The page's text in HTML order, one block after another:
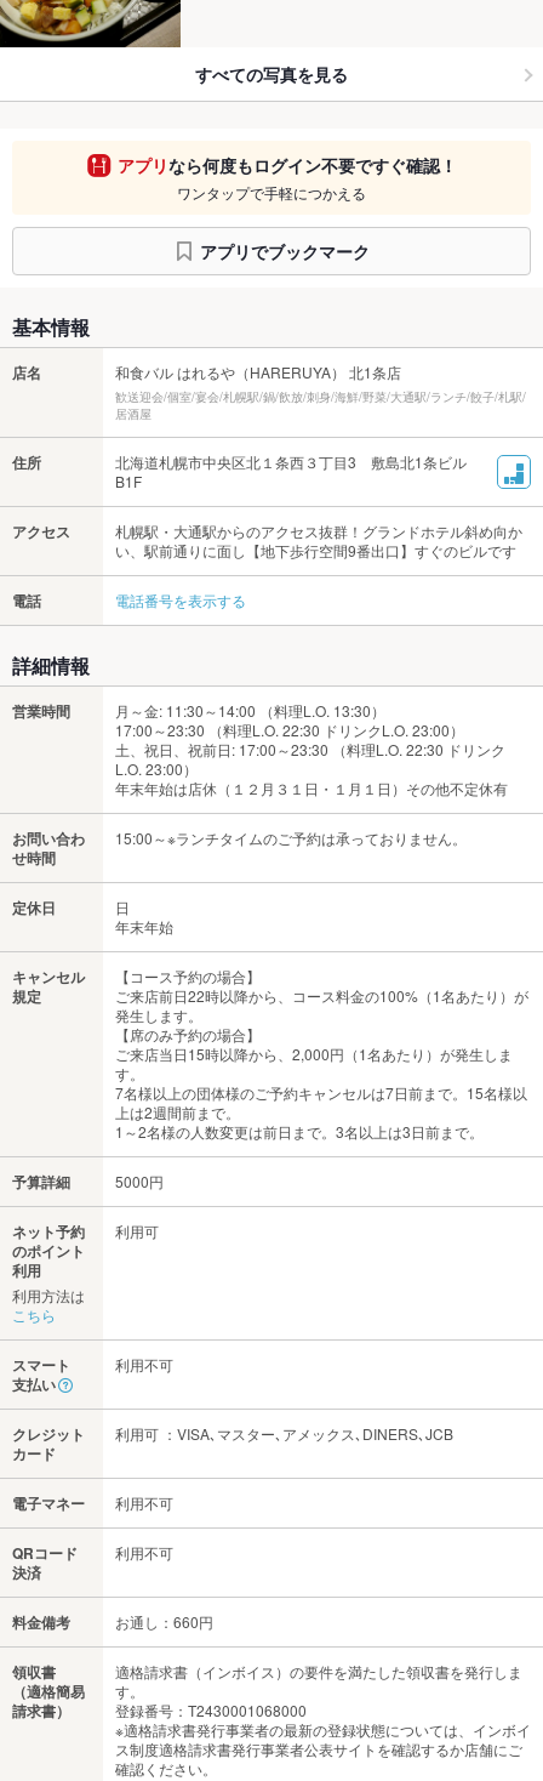
すべての写真を見る
アプリなら何度もログイン不要ですぐ確認！
ワンタップで手軽につかえる
アプリでブックマーク
基本情報
店名 和食バル はれるや（HARERUYA） 北1条店
歓送迎会/個室/宴会/札幌駅/鍋/飲放/刺身/海鮮/野菜/大通駅/ランチ/餃子/札駅/
居酒屋
住所
北海道札幌市中央区北１条西３丁目3 敷島北1条ビル
B1F
アクセス
札幌駅・大通駅からのアクセス抜群！グランドホテル斜め向か
い、駅前通りに面し【地下歩行空間9番出口】すぐのビルです
電話 電話番号を表示する
詳細情報
営業時間
月～金: 11:30～14:00 （料理L.O. 13:30）
17:00～23:30 （料理L.O. 22:30 ドリンクL.O. 23:00）
土、祝日、祝前日: 17:00～23:30 （料理L.O. 22:30 ドリンク
L.O. 23:00）
年末年始は店休（１２月３１日・１月１日）その他不定休有
お問い合わ
せ時間
15:00～※ランチタイムのご予約は承っておりません。
定休日
日
年末年始
キャンセル
規定
【コース予約の場合】
ご来店前日22時以降から、コース料金の100%（1名あたり）が
発生します。
【席のみ予約の場合】
ご来店当日15時以降から、2,000円（1名あたり）が発生しま
す。
7名様以上の団体様のご予約キャンセルは7日前まで。15名様以
上は2週間前まで。
1～2名様の人数変更は前日まで。3名以上は3日前まで。
予算詳細 5000円
ネット予約
のポイント
利用
利用方法は
こちら
利用可
スマート
支払い
利用不可
クレジット
カード
利用可 ：VISA､マスター､アメックス､DINERS､JCB
電子マネー 利用不可
QRコード
決済
利用不可
料金備考 お通し：660円
領収書
（適格簡易
請求書）
適格請求書（インボイス）の要件を満たした領収書を発行しま
す。
登録番号：T2430001068000
※適格請求書発行事業者の最新の登録状態については、インボイ
ス制度適格請求書発行事業者公表サイトを確認するか店舗にご
確認ください。